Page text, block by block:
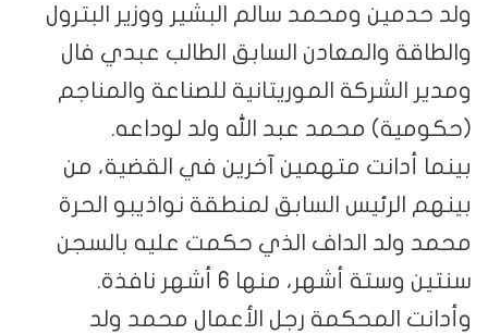
ولد حدمين ومحمد سالم البشير ووزير البترول
والطاقة والمعادن السابق الطالب عبدي فال
ومدير الشركة الموريتانية للصناعة والمناجم
(حكومية) محمد عبد الله ولد لوداعه.
بينما أدانت متهمين آخرين في القضية، من
بينهم الرئيس السابق لمنطقة نواذيبو الحرة
محمد ولد الداف الذي حكمت عليه بالسجن
سنتين وستة أشهر، منها 6 أشهر نافذة.
وأدانت المحكمة رجل الأعمال محمد ولد